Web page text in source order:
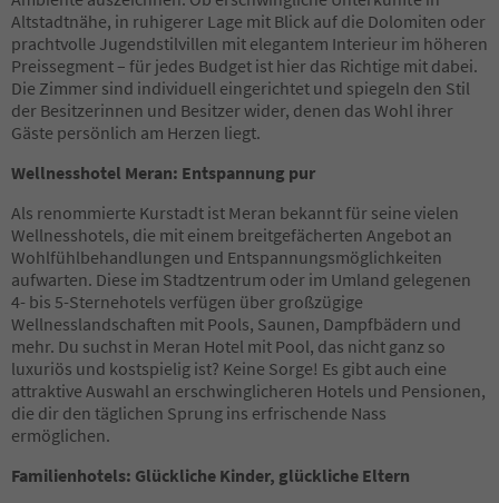
Altstadtnähe, in ruhigerer Lage mit Blick auf die Dolomiten oder
prachtvolle Jugendstilvillen mit elegantem Interieur im höheren
Preissegment – für jedes Budget ist hier das Richtige mit dabei.
Die Zimmer sind individuell eingerichtet und spiegeln den Stil
der Besitzerinnen und Besitzer wider, denen das Wohl ihrer
Gäste persönlich am Herzen liegt.
Wellnesshotel Meran: Entspannung pur
Als renommierte Kurstadt ist Meran bekannt für seine vielen
Wellnesshotels, die mit einem breitgefächerten Angebot an
Wohlfühlbehandlungen und Entspannungsmöglichkeiten
aufwarten. Diese im Stadtzentrum oder im Umland gelegenen
4- bis 5-Sternehotels verfügen über großzügige
Wellnesslandschaften mit Pools, Saunen, Dampfbädern und
mehr. Du suchst in Meran Hotel mit Pool, das nicht ganz so
luxuriös und kostspielig ist? Keine Sorge! Es gibt auch eine
attraktive Auswahl an erschwinglicheren Hotels und Pensionen,
die dir den täglichen Sprung ins erfrischende Nass
ermöglichen.
Familienhotels: Glückliche Kinder, glückliche Eltern